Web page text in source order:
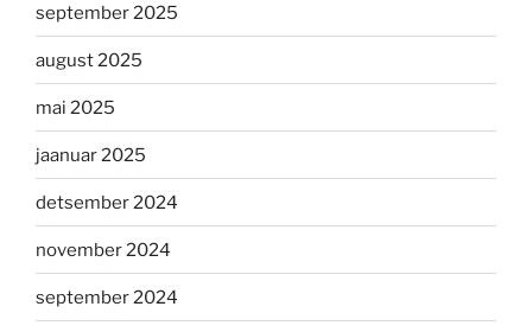
september 2025
august 2025
mai 2025
jaanuar 2025
detsember 2024
november 2024
september 2024